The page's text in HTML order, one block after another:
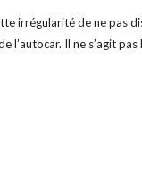
irrégularité de ne pas
Il ne s’agit